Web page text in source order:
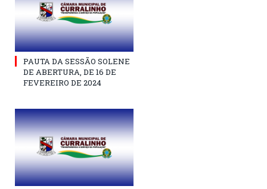
PAUTA DA SESSÃO SOLENE
DE ABERTURA, DE 16 DE
FEVEREIRO DE 2024